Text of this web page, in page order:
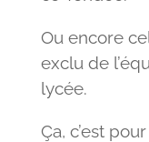
Ou encore
exclu de
lycée.
Ça, c’est